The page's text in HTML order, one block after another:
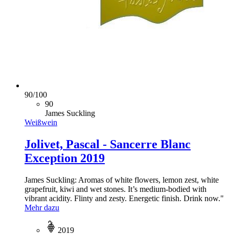
90/100
90
James Suckling
Weißwein
Jolivet, Pascal - Sancerre Blanc
Exception 2019
James Suckling: Aromas of white flowers, lemon zest, white
grapefruit, kiwi and wet stones. It’s medium-bodied with
vibrant acidity. Flinty and zesty. Energetic finish. Drink now."
Mehr dazu
2019